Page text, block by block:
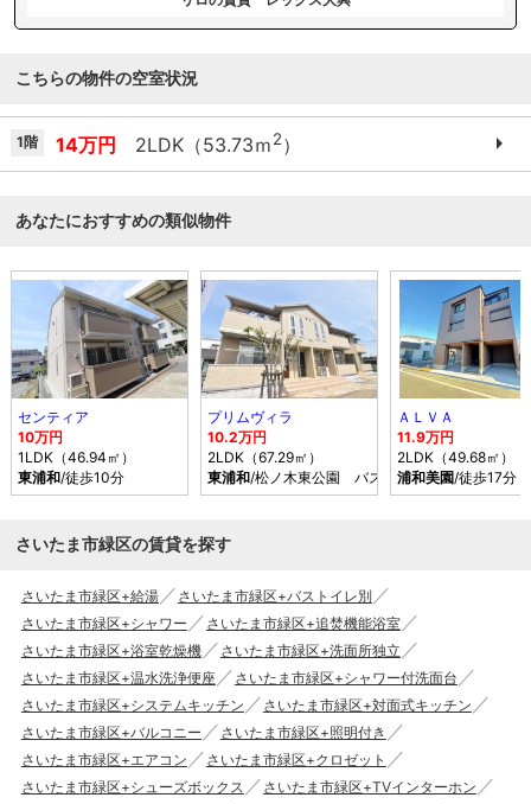
こちらの物件の空室状況
1階 14万円 2LDK（53.73ｍ2）
あなたにおすすめの類似物件
センティア
10万円
1LDK（46.94㎡）
東浦和/徒歩10分
プリムヴィラ
10.2万円
2LDK（67.29㎡）
東浦和/松ノ木東公園 バス乗車時間8分 停歩4分
ＡＬＶＡ
11.9万円
2LDK（49.68㎡）
浦和美園/徒歩17分
さいたま市緑区の賃貸を探す
さいたま市緑区+給湯
さいたま市緑区+バストイレ別
さいたま市緑区+シャワー
さいたま市緑区+追焚機能浴室
さいたま市緑区+浴室乾燥機
さいたま市緑区+洗面所独立
さいたま市緑区+温水洗浄便座
さいたま市緑区+シャワー付洗面台
さいたま市緑区+システムキッチン
さいたま市緑区+対面式キッチン
さいたま市緑区+バルコニー
さいたま市緑区+照明付き
さいたま市緑区+エアコン
さいたま市緑区+クロゼット
さいたま市緑区+シューズボックス
さいたま市緑区+TVインターホン